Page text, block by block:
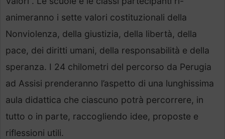
animeranno i sette valori costituzionali della
Nonviolenza, della giustizia, della libertà, della
pace, dei diritti umani, della responsabilità e della
speranza. I 24 chilometri del percorso da Perugia
ad Assisi prenderanno l’aspetto di una lunghissima
aula didattica che ciascuno potrà percorrere, in
tutto o in parte, raccogliendo idee, proposte e
riflessioni utili.